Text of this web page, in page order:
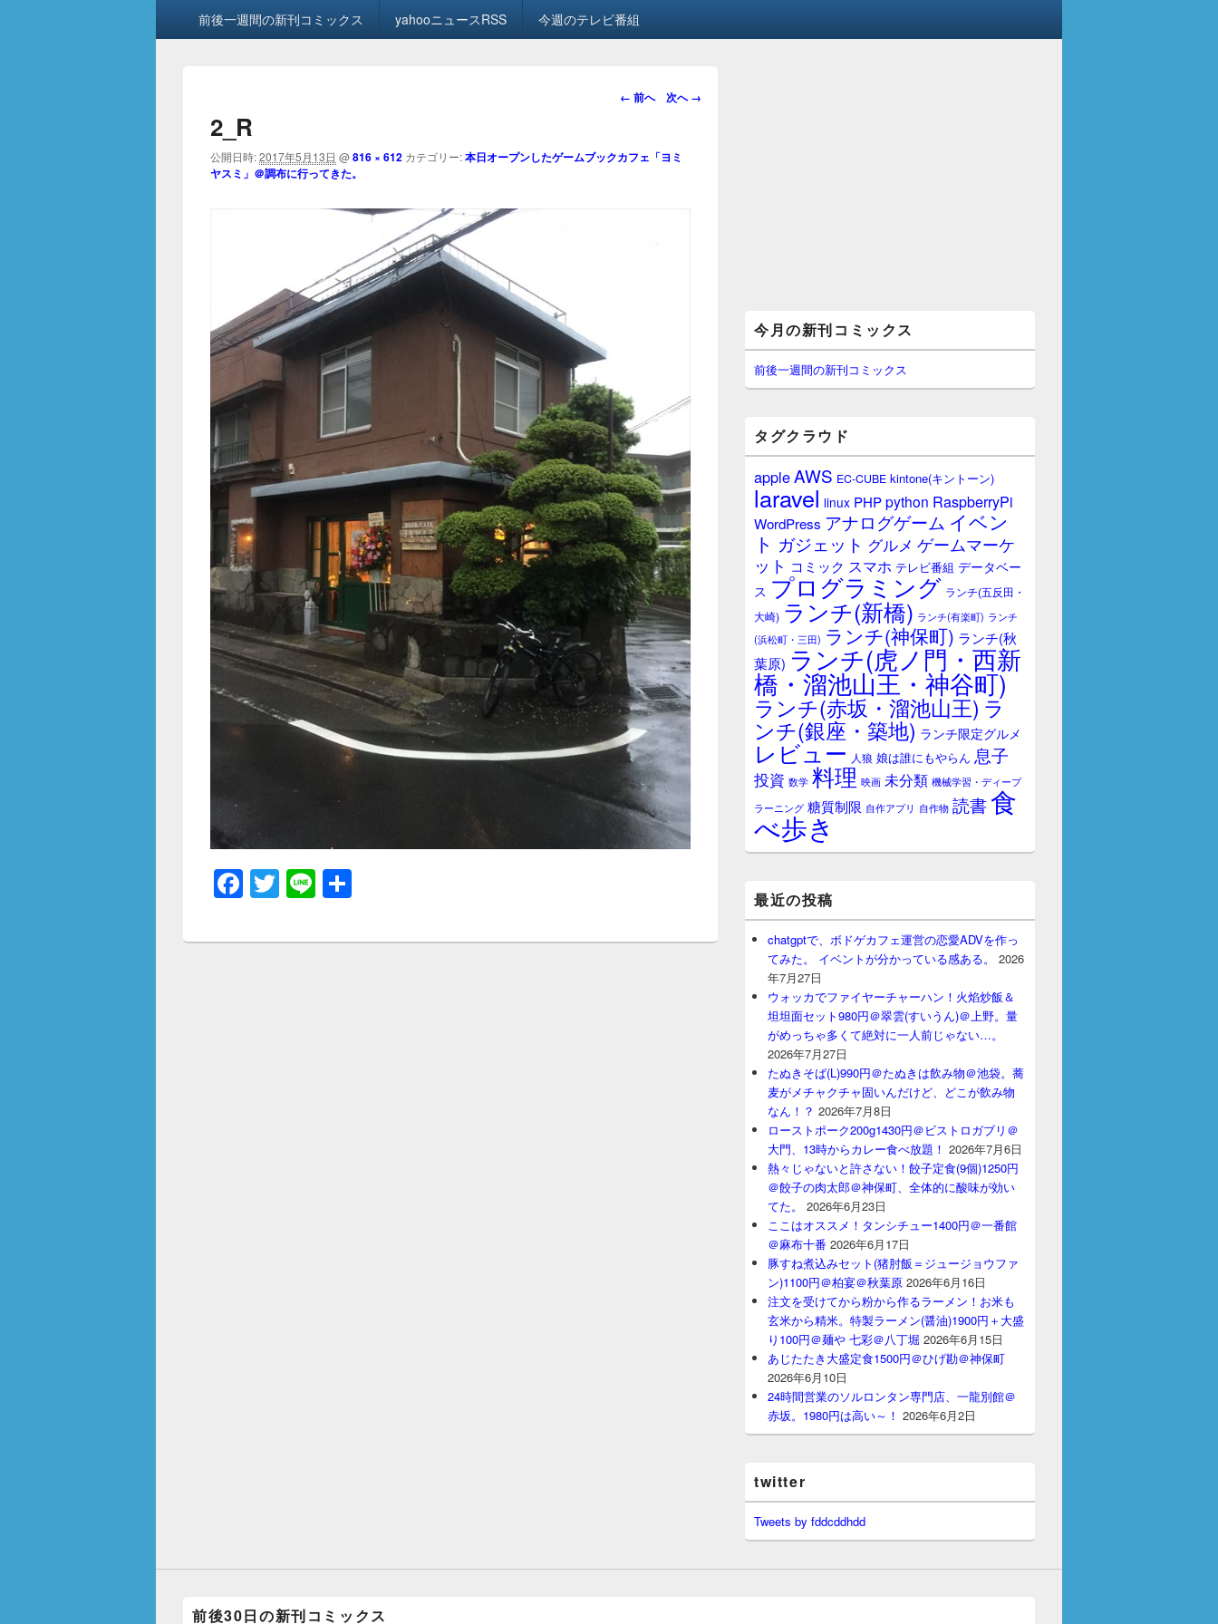
前後一週間の新刊コミックス yahooニュースRSS 今週のテレビ番組
画
ビ
← 前へ 次へ →
2_R
公開日時:2017年5月13日 @816 × 612 カテゴリー:本日オープンしたゲームブックカフェ「ヨミ
ヤスミ」＠調布に行ってきた。
F
c
T
tt
Li
e
イ
ン
サ
イ
ー
ジ
ッ
ト
今月の新刊コミックス
前後一週間の新刊コミックス
タグクラウド
appleAWS EC-CUBE kintone(キントーン)
laravel linux PHPpython RaspberryPi
WordPress アナログゲーム イベン
ト ガジェット グルメ ゲームマーケ
ット コミック スマホ テレビ番組 データベー
ス プログラミング ランチ(五反田・
大崎) ランチ(新橋) ランチ(有楽町) ランチ
(浜松町・三田) ランチ(神保町) ランチ(秋
葉原) ランチ(虎ノ門・西新
橋・溜池山王・神谷町)
ランチ(赤坂・溜池山王) ラ
ンチ(銀座・築地) ランチ限定グルメ
レビュー 人狼 娘は誰にもやらん 息子
投資 数学 料理 映画 未分類 機械学習・ディープ
ラーニング 糖質制限 自作アプリ 自作物 読書食
べ歩き
最近の投稿
chatgptで、ボドゲカフェ運営の恋愛ADVを作っ
てみた。 イベントが分かっている感ある。
2026
年7月27日
ウォッカでファイヤーチャーハン！火焰炒飯＆
坦坦面セット980円＠翠雲(すいうん)＠上野。量
がめっちゃ多くて絶対に一人前じゃない…。
2026年7月27日
たぬきそば(L)990円＠たぬきは飲み物＠池袋。蕎
麦がメチャクチャ固いんだけど、どこが飲み物
なん！？ 2026年7月8日
ローストポーク200g1430円＠ビストロガブリ＠
大門、13時からカレー食べ放題！ 2026年7月6日
熱々じゃないと許さない！餃子定食(9個)1250円
＠餃子の肉太郎＠神保町、全体的に酸味が効い
てた。
2026年6月23日
ここはオススメ！タンシチュー1400円＠一番館
＠麻布十番 2026年6月17日
豚すね煮込みセット(猪肘飯＝ジュージョウファ
ン)1100円＠柏宴＠秋葉原 2026年6月16日
注文を受けてから粉から作るラーメン！お米も
玄米から精米。特製ラーメン(醤油)1900円＋大盛
り100円＠麺や 七彩＠八丁堀 2026年6月15日
あじたたき大盛定食1500円＠ひげ勘＠神保町
2026年6月10日
24時間営業のソルロンタン専門店、一龍別館＠
赤坂。1980円は高い～！ 2026年6月2日
twitter
Tweets by fddcddhdd
前後30日の新刊コミックス